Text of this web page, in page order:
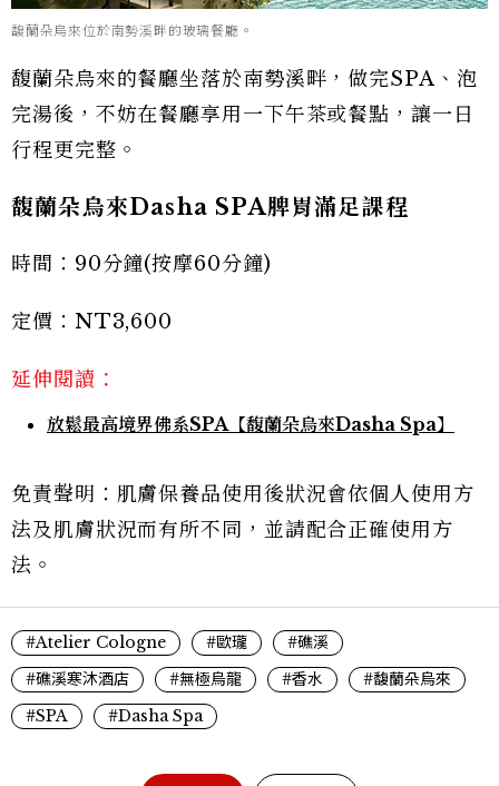
馥蘭朵烏來位於南勢溪畔的玻璃餐廳。
馥蘭朵烏來的餐廳坐落於南勢溪畔，做完SPA、泡
完湯後，不妨在餐廳享用一下午茶或餐點，讓一日
行程更完整。
馥蘭朵烏來Dasha SPA脾胃滿足課程
時間：90分鐘(按摩60分鐘)
定價：NT3,600
延伸閱讀：
放鬆最高境界佛系SPA【馥蘭朵烏來Dasha Spa】
免責聲明：肌膚保養品使用後狀況會依個人使用方
法及肌膚狀況而有所不同，並請配合正確使用方
法。
#Atelier Cologne #歐瓏
#礁溪
#礁溪寒沐酒店
#無極烏龍 #香水
#馥蘭朵烏來
#SPA
#Dasha Spa